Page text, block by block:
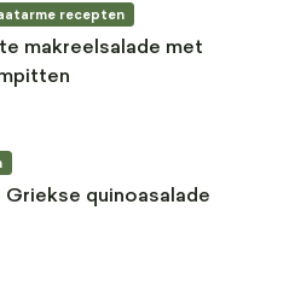
recepten
makreelsalade met
Griekse quinoasalade